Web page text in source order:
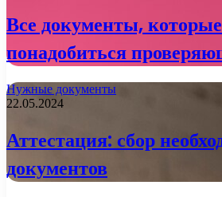
Все документы,
понадобиться
Нужные документы
22.05.2024
Аттестация: сбор
документов